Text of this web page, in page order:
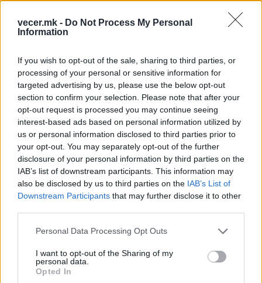
vecer.mk - Do Not Process My Personal
Information
If you wish to opt-out of the sale, sharing to third parties, or
processing of your personal or sensitive information for
targeted advertising by us, please use the below opt-out
section to confirm your selection. Please note that after your
opt-out request is processed you may continue seeing
interest-based ads based on personal information utilized by
us or personal information disclosed to third parties prior to
your opt-out. You may separately opt-out of the further
disclosure of your personal information by third parties on the
IAB’s list of downstream participants. This information may
also be disclosed by us to third parties on the IAB’s List of
Downstream Participants that may further disclose it to other
Personal Data Processing Opt Outs
I want to opt-out of the Sharing of my
personal data.
Opted In
Грција, Бугарија, Унгарија и Полска, кои се на
листата на земји со кои имаме најголем обем на
Од оваа економска категорија, најголема ставка
е Индустриски набавки ‒ преработени. Во
првите шест месеци од годинава вкупниот
нивен увоз изнесувал 2,4 милијарди евра, а
извозот изнесувал 1,6 милијарди.
За широка потрошувачка, за шест месеци се
извезле производи за 745,3 милиони евра, а
увозот е 1,1 милијарди евра.
Во однос на храната имаме суфицит кај
примарните производи. Сме извезле за 87,7